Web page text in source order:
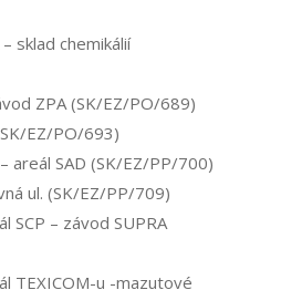
sklad chemikálií
ZPA (SK/EZ/PO/689)
EZ/PO/693)
areál SAD (SK/EZ/PP/700)
ul. (SK/EZ/PP/709)
SCP – závod SUPRA
TEXICOM-u -mazutové